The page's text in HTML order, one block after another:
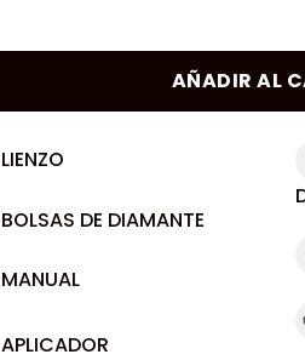
AÑADIR AL
LIENZO
BOLSAS DE DIAMANTE
MANUAL
APLICADOR